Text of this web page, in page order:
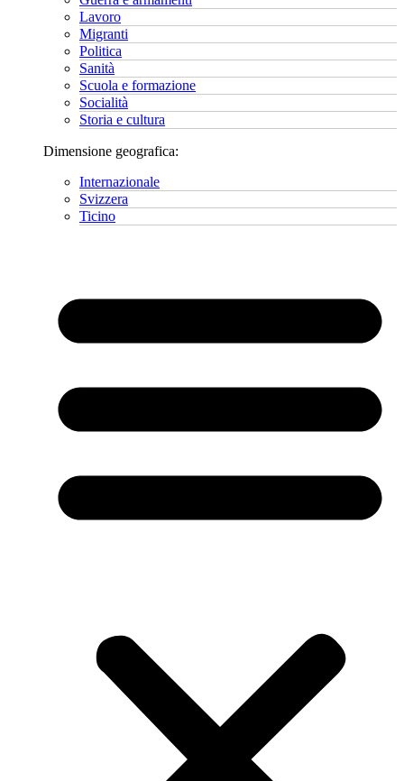
Lavoro
Migranti
Politica
Sanità
Scuola e formazione
Socialità
Storia e cultura
Dimensione geografica:
Internazionale
Svizzera
Ticino